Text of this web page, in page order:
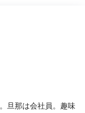
旦那は会社員。趣味